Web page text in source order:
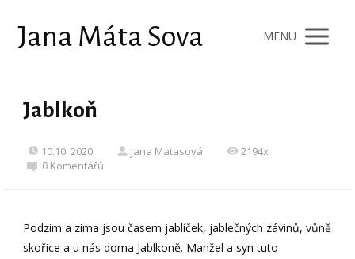
Jana Máta Sova MENU
Jablkoň
10.10. 2020 Jana Matasová
2194x
0 Komentářů
Podzim a zima jsou časem jablíček, jablečných závinů, vůně
skořice a u nás doma Jablkoně. Manžel a syn tuto